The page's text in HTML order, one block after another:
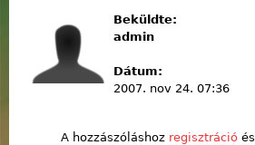
Beküldte:
admin
Dátum:
2007. nov 24. 07:36
A hozzászóláshoz regisztrációés